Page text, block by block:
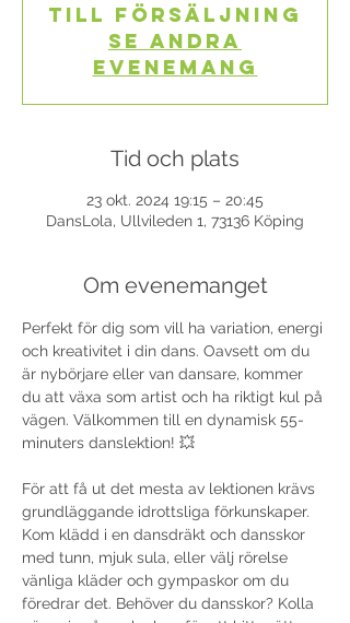
till försäljning
Se andra
evenemang
Tid och plats
23 okt. 2024 19:15 – 20:45
DansLola, Ullvileden 1, 73136 Köping
Om evenemanget
Perfekt för dig som vill ha variation, energi
och kreativitet i din dans. Oavsett om du
är nybörjare eller van dansare, kommer
du att växa som artist och ha riktigt kul på
vägen. Välkommen till en dynamisk 55-
minuters danslektion! 💥
För att få ut det mesta av lektionen krävs
grundläggande idrottsliga förkunskaper.
Kom klädd i en dansdräkt och dansskor
med tunn, mjuk sula, eller välj rörelse
vänliga kläder och gympaskor om du
föredrar det. Behöver du dansskor? Kolla